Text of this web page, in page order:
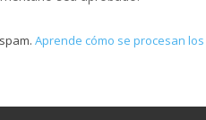
Aprende cómo se procesan